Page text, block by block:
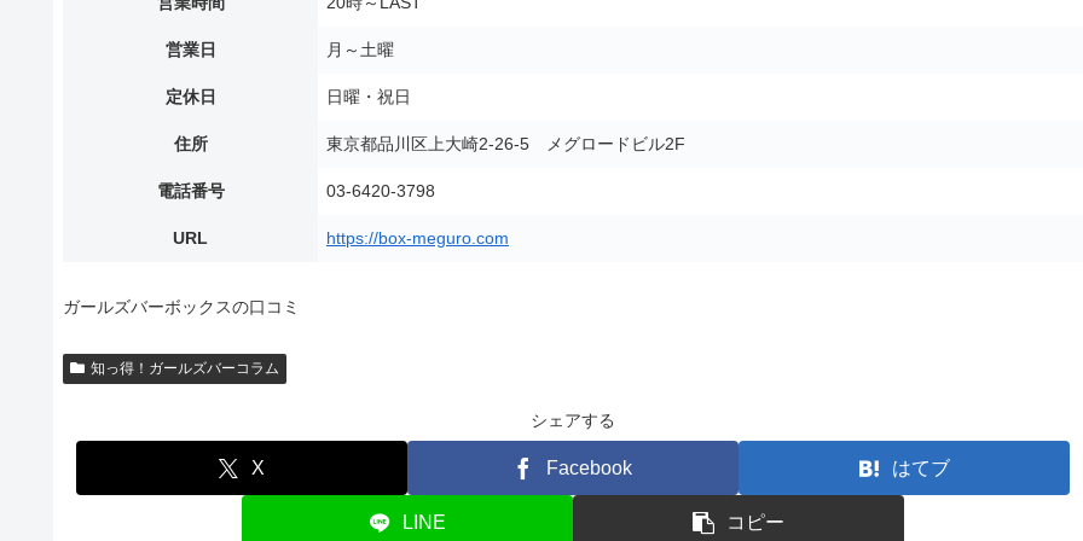
営業日 月～土曜
定休日 日曜・祝日
住所 東京都品川区上大崎2-26-5 メグロードビル2F
電話番号 03-6420-3798
URL https://box-meguro.com
ガールズバーボックスの口コミ
知っ得！ガールズバーコラム
シェアする
X Facebook はてブ
LINE コピー